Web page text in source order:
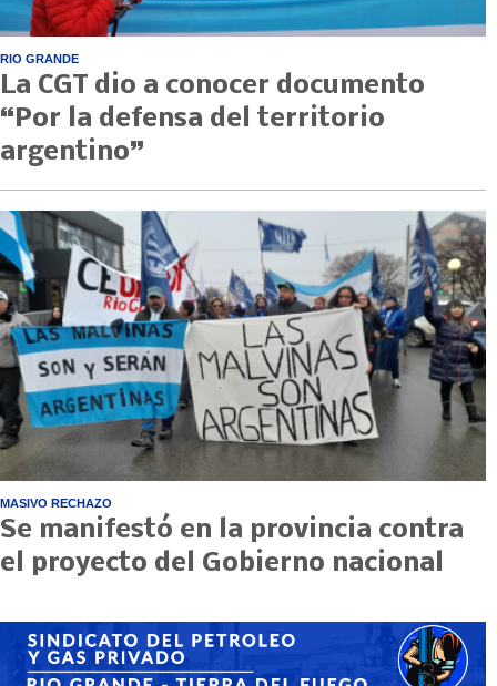
RIO GRANDE
La CGT dio a conocer documento
“Por la defensa del territorio
argentino”
MASIVO RECHAZO
Se manifestó en la provincia contra
el proyecto del Gobierno nacional